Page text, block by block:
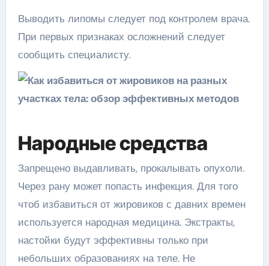
Выводить липомы следует под контролем врача.
При первых признаках осложнений следует
сообщить специалисту.
Народные средства
Запрещено выдавливать, прокалывать опухоли.
Через рану может попасть инфекция. Для того
чтоб избавиться от жировиков с давних времен
используется народная медицина. Экстракты,
настойки будут эффективны только при
небольших образованиях на теле. Не